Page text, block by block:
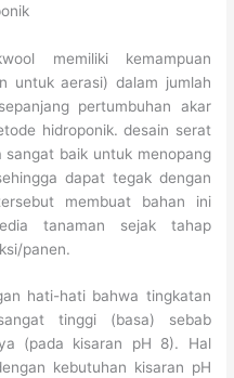
memiliki kemampuan
untuk aerasi) dalam jumlah
pertumbuhan akar
hidroponik. desain serat
baik untuk menopang
dapat tegak dengan
membuat bahan ini
tanaman sejak tahap
panen.
hati-hati bahwa tingkatan
tinggi (basa) sebab
(pada kisaran pH 8). Hal
kebutuhan kisaran pH